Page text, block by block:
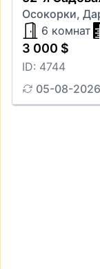
Осокорки,
6 комнат
3 000 $
ID: 4744
05-08-